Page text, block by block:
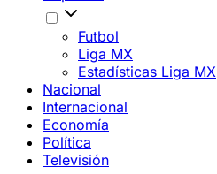
Futbol
Liga MX
Estadísticas Liga MX
Nacional
Internacional
Economía
Política
Televisión